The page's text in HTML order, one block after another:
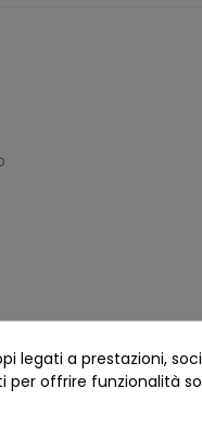
legati a prestazioni,
offrire funzionalità